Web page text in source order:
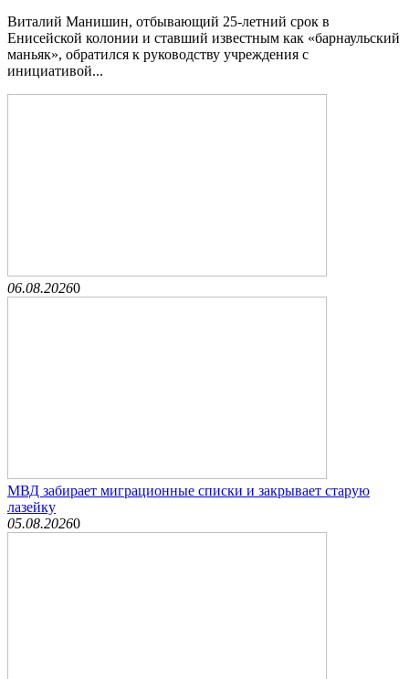
Виталий Манишин, отбывающий 25-летний срок в
Енисейской колонии и ставший известным как «барнаульский
маньяк», обратился к руководству учреждения с
инициативой...
06.08.20260
МВД забирает миграционные списки и закрывает старую
лазейку
05.08.20260